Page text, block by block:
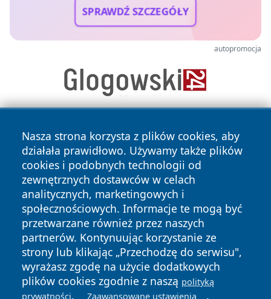
SPRAWDŹ SZCZEGÓŁY
autopromocja
Nasza strona korzysta z plików cookies, aby
działała prawidłowo. Używamy także plików
cookies i podobnych technologii od
zewnętrznych dostawców w celach
analitycznych, marketingowych i
społecznościowych. Informacje te mogą być
przetwarzane również przez naszych
partnerów. Kontynuując korzystanie ze
strony lub klikając „Przechodzę do serwisu",
wyrażasz zgodę na użycie dodatkowych
plików cookies zgodnie z naszą polityką
prywatności. Zaawansowane ustawienia .
Copyright © 2026 portalzory.pl Wszystkie prawa zastrzeżone.
News Autorzy
Polityka
Prywatności
Polityka
Cookies